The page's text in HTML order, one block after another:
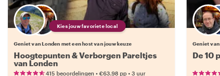
Kies jouw favoriete local
Geniet van Londen met een host van jouw keuze
Hoogtepunten & Verborgen Pareltjes
van Londen
415 beoordelingen • €63.98 pp • 3 uur
Geniet
De 10